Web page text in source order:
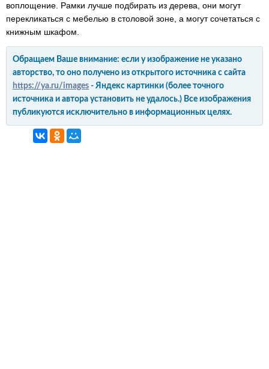
воплощение. Рамки лучше подбирать из дерева, они могут
перекликаться с мебелью в столовой зоне, а могут сочетаться с
книжным шкафом.
Обращаем Ваше внимание: если у изображение не указано
авторство, то оно получено из открытого источника с сайта
https://ya.ru/images - Яндекс картинки (более точного
источника и автора установить не удалось.) Все изображения
публикуются исключительно в информационных целях.